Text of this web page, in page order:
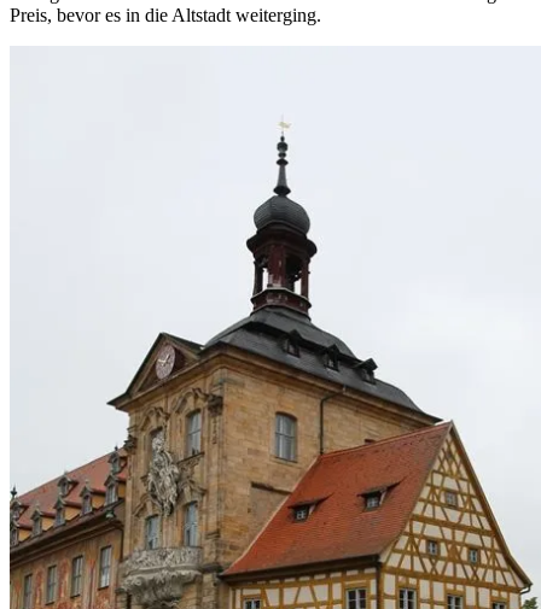
Preis, bevor es in die Altstadt weiterging.